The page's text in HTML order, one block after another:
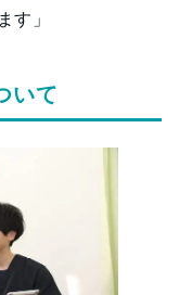
す」
いて